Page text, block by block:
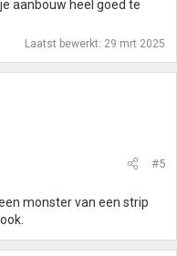
aanbouw heel goed te
Laatst bewerkt: 29 mrt 2025
#5
monster van een strip